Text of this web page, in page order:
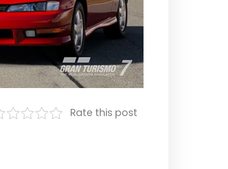
Rate this post